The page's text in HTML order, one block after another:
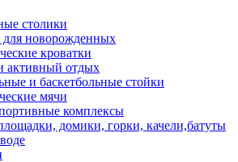
столики
для новорожденных
кроватки
активный отдых
и баскетбольные стойки
мячи
комплексы
домики, горки, качели,батуты